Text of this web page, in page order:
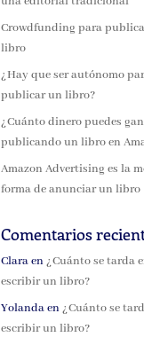
Crowdfunding para
libro
¿Hay que ser autónomo
publicar un libro?
¿Cuánto dinero puedes
publicando un libro en
Amazon Advertising es la
forma de anunciar un libro
Comentarios
Claraen¿Cuánto se tarda
escribir un libro?
Yolandaen¿Cuánto se
escribir un libro?